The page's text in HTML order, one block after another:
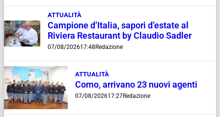
ATTUALITÀ
Campione d’Italia, sapori d’estate al
Riviera Restaurant by Claudio Sadler
07/08/202617:48 Redazione
ATTUALITÀ
Como, arrivano 23 nuovi agenti
07/08/202617:27Redazione